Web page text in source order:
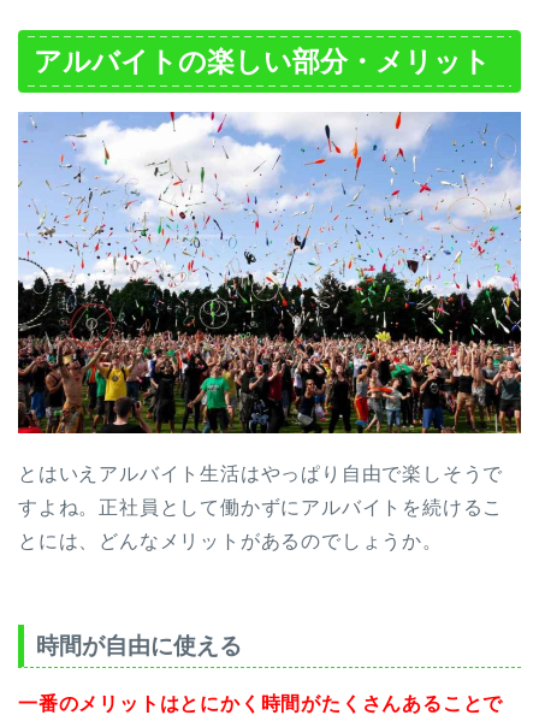
アルバイトの楽しい部分・メリット
とはいえアルバイト生活はやっぱり自由で楽しそうで
すよね。正社員として働かずにアルバイトを続けるこ
とには、どんなメリットがあるのでしょうか。
時間が自由に使える
一番のメリットはとにかく時間がたくさんあることで